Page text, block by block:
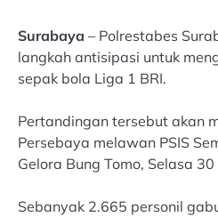
Surabaya – Polrestabes
langkah antisipasi untuk
sepak bola Liga 1 BRI.
Pertandingan tersebut akan
Persebaya melawan PSIS
Gelora Bung Tomo, Selasa
Sebanyak 2.665 personil